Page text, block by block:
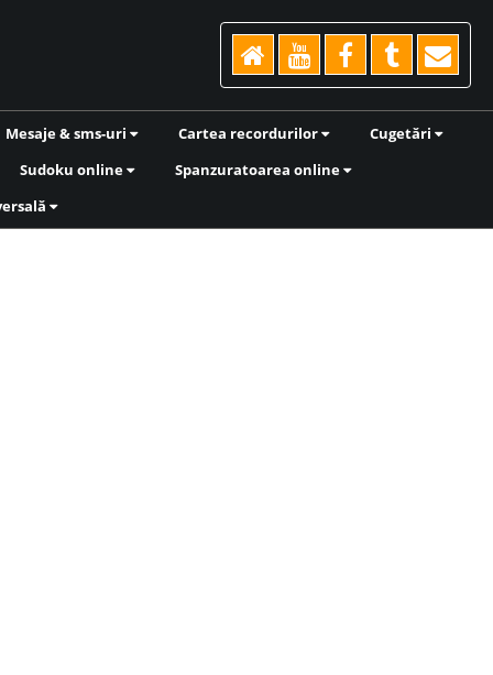
Mesaje & sms-uri Cartea recordurilor
Cugetări
Sudoku online
Spanzuratoarea online